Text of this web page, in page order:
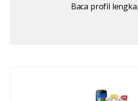
Baca profil